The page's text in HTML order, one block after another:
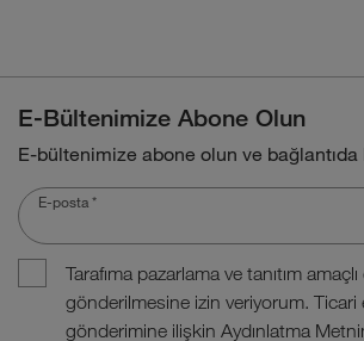
E-Bültenimize Abone Olun
E-bültenimize abone olun ve bağlantıda
E-posta *
Tarafıma pazarlama ve tanıtım
gönderilmesine izin veriyorum. Ticari
gönderimine ilişkin Aydınlatma